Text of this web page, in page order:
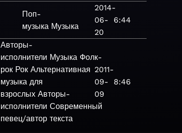
Поп-
музыка Музыка
2014-
06-
20
6:44
Авторы-
исполнители Музыка Фолк-
рок Рок Альтернативная
музыка для
взрослых Авторы-
исполнители Современный
певец/автор текста
2011-
09-
09
8:46